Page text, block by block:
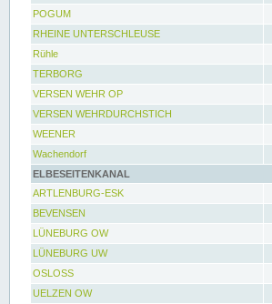
POGUM
RHEINE UNTERSCHLEUSE
Rühle
TERBORG
VERSEN WEHR OP
VERSEN WEHRDURCHSTICH
WEENER
Wachendorf
ELBESEITENKANAL
ARTLENBURG-ESK
BEVENSEN
LÜNEBURG OW
LÜNEBURG UW
OSLOSS
UELZEN OW